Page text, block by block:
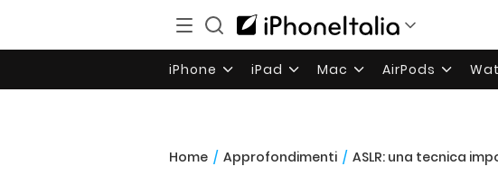
iPhone iPad Mac AirPods
Home / Approfondimenti / ASLR: una tecnica